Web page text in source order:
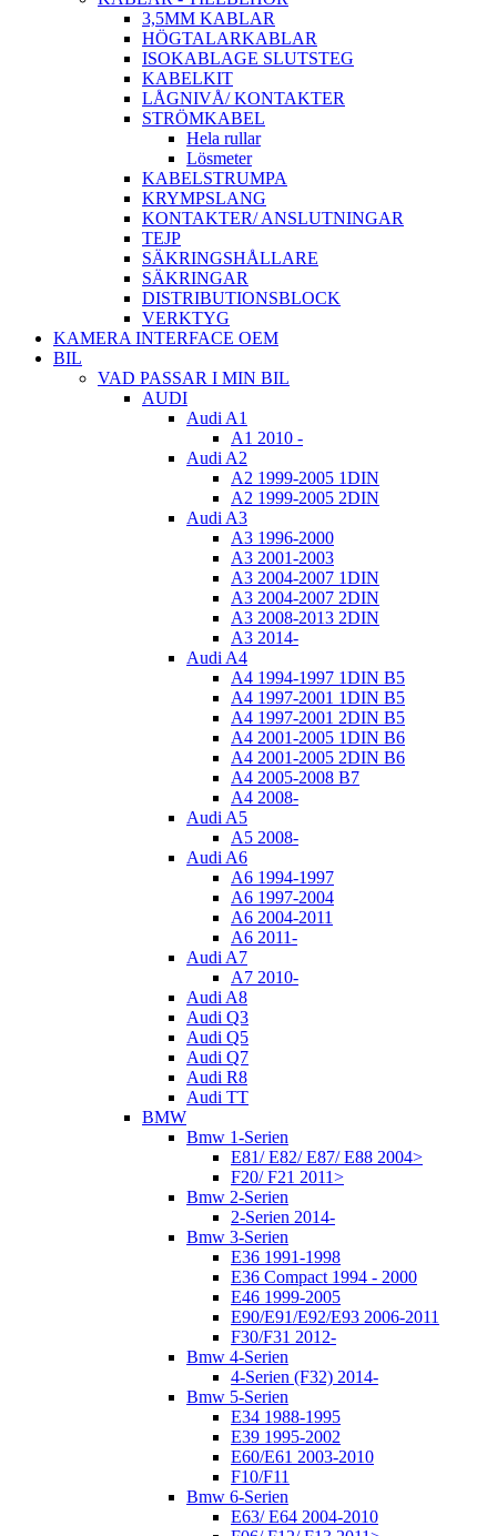
3,5MM KABLAR
HÖGTALARKABLAR
ISOKABLAGE SLUTSTEG
KABELKIT
LÅGNIVÅ/ KONTAKTER
STRÖMKABEL
Hela rullar
Lösmeter
KABELSTRUMPA
KRYMPSLANG
KONTAKTER/ ANSLUTNINGAR
TEJP
SÄKRINGSHÅLLARE
SÄKRINGAR
DISTRIBUTIONSBLOCK
VERKTYG
KAMERA INTERFACE OEM
BIL
VAD PASSAR I MIN BIL
AUDI
Audi A1
A1 2010 -
Audi A2
A2 1999-2005 1DIN
A2 1999-2005 2DIN
Audi A3
A3 1996-2000
A3 2001-2003
A3 2004-2007 1DIN
A3 2004-2007 2DIN
A3 2008-2013 2DIN
A3 2014-
Audi A4
A4 1994-1997 1DIN B5
A4 1997-2001 1DIN B5
A4 1997-2001 2DIN B5
A4 2001-2005 1DIN B6
A4 2001-2005 2DIN B6
A4 2005-2008 B7
A4 2008-
Audi A5
A5 2008-
Audi A6
A6 1994-1997
A6 1997-2004
A6 2004-2011
A6 2011-
Audi A7
A7 2010-
Audi A8
Audi Q3
Audi Q5
Audi Q7
Audi R8
Audi TT
BMW
Bmw 1-Serien
E81/ E82/ E87/ E88 2004>
F20/ F21 2011>
Bmw 2-Serien
2-Serien 2014-
Bmw 3-Serien
E36 1991-1998
E36 Compact 1994 - 2000
E46 1999-2005
E90/E91/E92/E93 2006-2011
F30/F31 2012-
Bmw 4-Serien
4-Serien (F32) 2014-
Bmw 5-Serien
E34 1988-1995
E39 1995-2002
E60/E61 2003-2010
F10/F11
Bmw 6-Serien
E63/ E64 2004-2010